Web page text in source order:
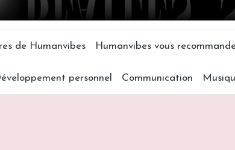
de Humanvibes Humanvibes vous
personnel Communication